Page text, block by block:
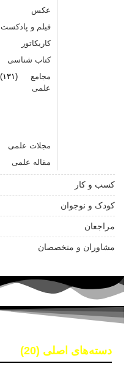
عکس
فیلم و پادکست
کاریکاتور
کتاب شناسی
مجامع
علمی
(۱۳۱)
مجلات علمی
مقاله علمی
کسب و کار
کودک و نوجوان
مراجعان
مشاوران و متخصصان
دسته‌های اصلی (20)